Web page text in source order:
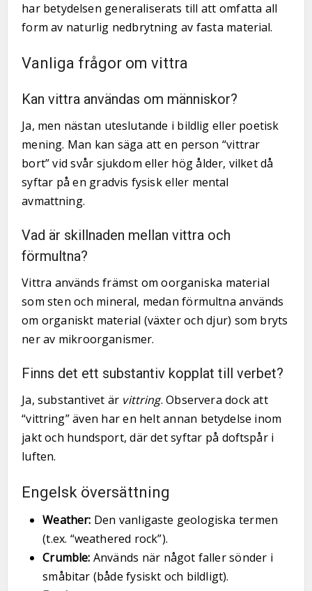
har betydelsen generaliserats till att omfatta all
form av naturlig nedbrytning av fasta material.
Vanliga frågor om vittra
Kan vittra användas om människor?
Ja, men nästan uteslutande i bildlig eller poetisk
mening. Man kan säga att en person “vittrar
bort” vid svår sjukdom eller hög ålder, vilket då
syftar på en gradvis fysisk eller mental
avmattning.
Vad är skillnaden mellan vittra och
förmultna?
Vittra används främst om oorganiska material
som sten och mineral, medan förmultna används
om organiskt material (växter och djur) som bryts
ner av mikroorganismer.
Finns det ett substantiv kopplat till verbet?
Ja, substantivet är vittring. Observera dock att
“vittring” även har en helt annan betydelse inom
jakt och hundsport, där det syftar på doftspår i
luften.
Engelsk översättning
Weather: Den vanligaste geologiska termen
(t.ex. “weathered rock”).
Crumble: Används när något faller sönder i
småbitar (både fysiskt och bildligt).